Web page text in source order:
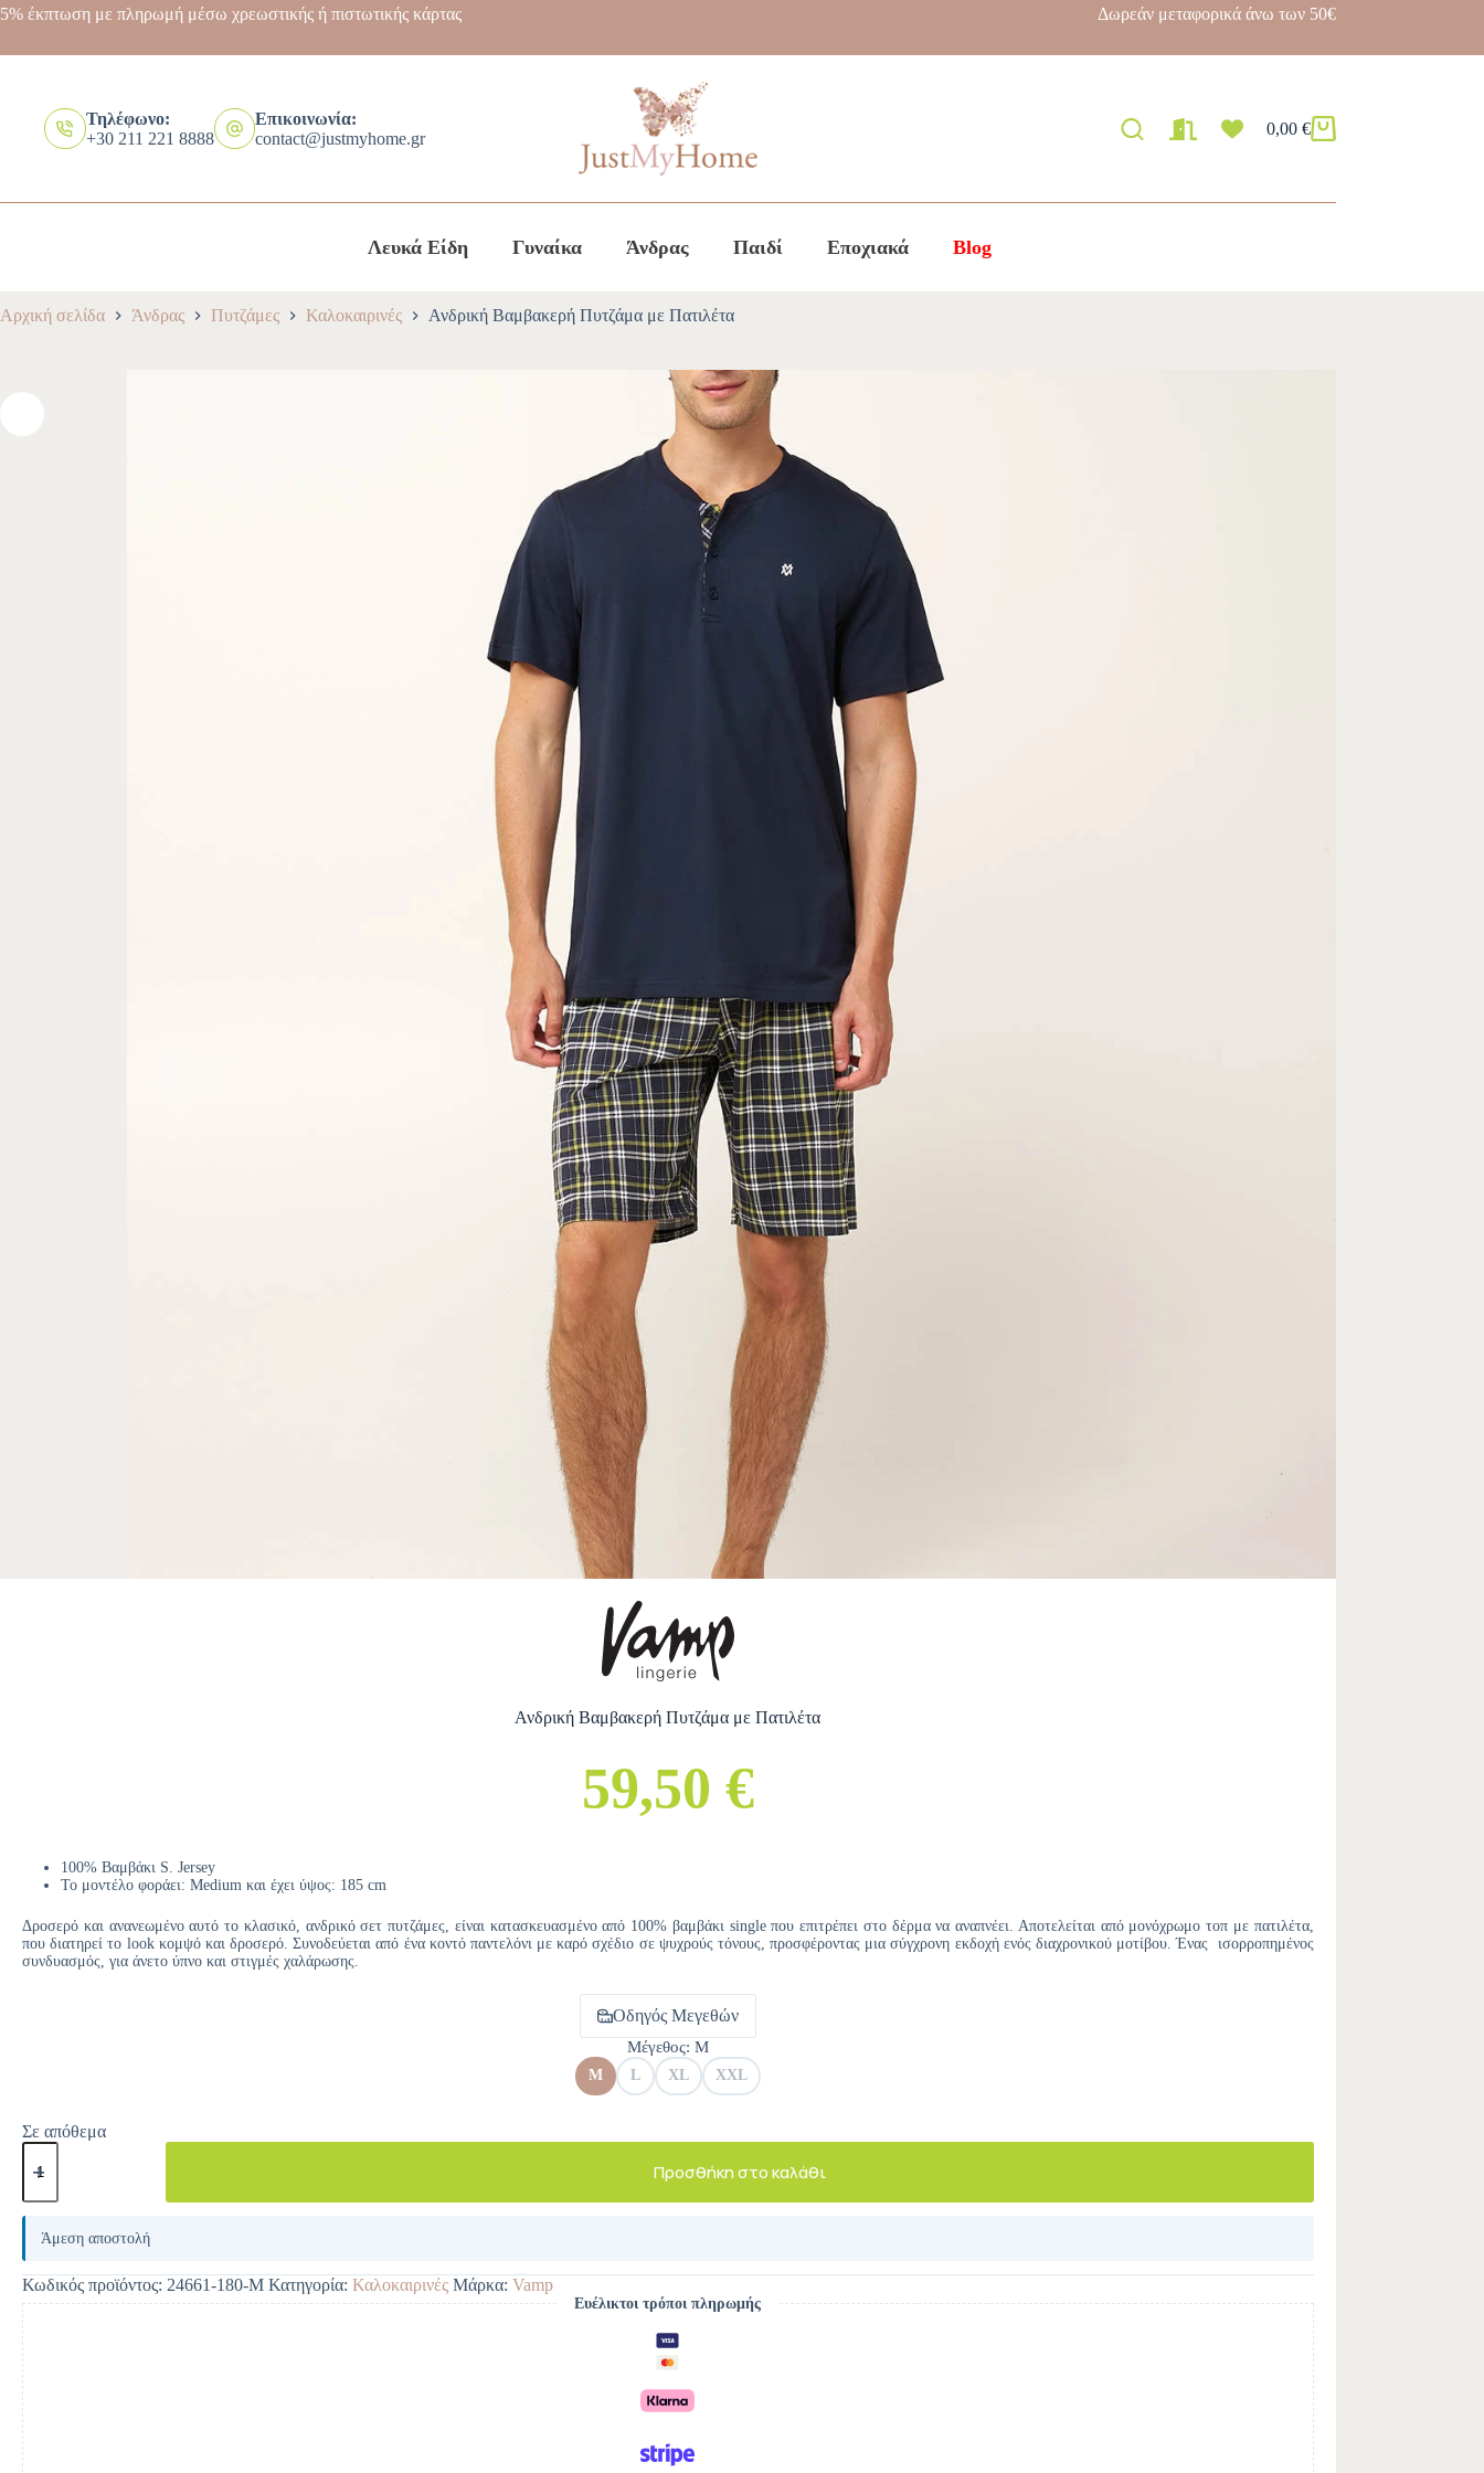
5% έκπτωση με πληρωμή μέσω χρεωστικής ή πιστωτικής κάρτας Δωρεάν μεταφορικά άνω των 50€
Τηλέφωνο:
+30 211 221 8888
Επικοινωνία:
contact@justmyhome.gr
0,00 €
Λευκά Είδη Γυναίκα Άνδρας Παιδί Εποχιακά Blog
Αρχική σελίδα Άνδρας Πυτζάμες Καλοκαιρινές Ανδρική Βαμβακερή Πυτζάμα με Πατιλέτα
Ανδρική Βαμβακερή Πυτζάμα με Πατιλέτα
59,50 €
100% Βαμβάκι S. Jersey
Το μοντέλο φοράει: Medium και έχει ύψος: 185 cm
Δροσερό και ανανεωμένο αυτό το κλασικό, ανδρικό σετ πυτζάμες, είναι κατασκευασμένο από 100% βαμβάκι single που επιτρέπει στο δέρμα να αναπνέει. Αποτελείται από μονόχρωμο τοπ με πατιλέτα,
που διατηρεί το look κομψό και δροσερό. Συνοδεύεται από ένα κοντό παντελόνι με καρό σχέδιο σε ψυχρούς τόνους, προσφέροντας μια σύγχρονη εκδοχή ενός διαχρονικού μοτίβου. Ένας ισορροπημένος
συνδυασμός, για άνετο ύπνο και στιγμές χαλάρωσης.
Οδηγός Μεγεθών
Μέγεθος: M
M L XL XXL
Σε απόθεμα
Προσθήκη στο καλάθι
A
e
r
n
a
t
i
v
e
:
Άμεση αποστολή
Κωδικός προϊόντος: 24661-180-M Κατηγορία: Καλοκαιρινές Μάρκα: Vamp
Ευέλικτοι τρόποι πληρωμής